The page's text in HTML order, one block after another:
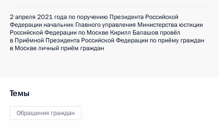
2 апреля 2021 года по поручению Президента Российской
Федерации начальник Главного управления Министерства юстиции
Российской Федерации по Москве Кирилл Балашов провёл
в Приёмной Президента Российской Федерации по приёму граждан
в Москве личный приём граждан
Темы
Обращения граждан